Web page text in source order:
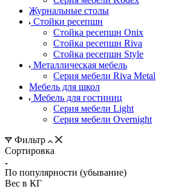
Журнальные столы
Стойки ресепшн
Стойка ресепшн Onix
Стойка ресепшн Riva
Стойка ресепшн Style
Металлическая мебель
Серия мебели Riva Metal
Мебель для школ
Мебель для гостиниц
Серия мебели Light
Серия мебели Overnight
Фильтр
Сортировка
По популярности (убывание)
Вес в КГ